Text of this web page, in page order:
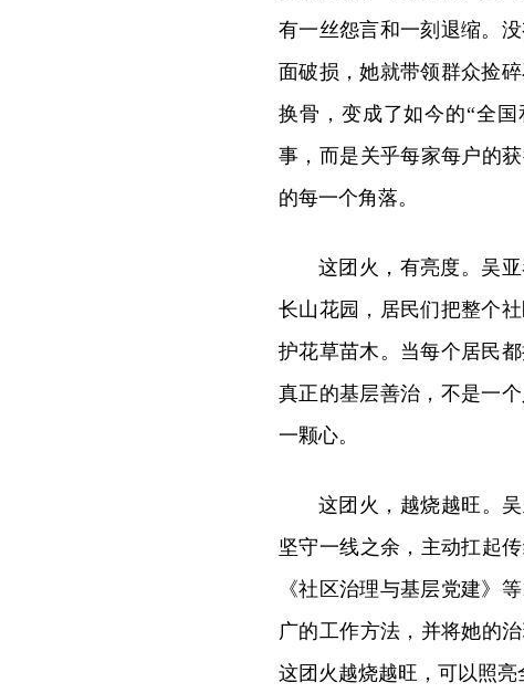
有一丝怨言和一刻退缩。
面破损，她就带领群众捡
换骨，变成了如今的“全
事，而是关乎每家每户的
的每一个角落。
这团火，有亮度。吴
长山花园，居民们把整个
护花草苗木。当每个居民
真正的基层善治，不是一
一颗心。
这团火，越烧越旺。
坚守一线之余，主动扛起
《社区治理与基层党建》
广的工作方法，并将她的
这团火越烧越旺，可以照亮